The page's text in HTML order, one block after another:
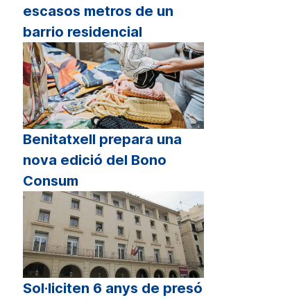
escasos metros de un
barrio residencial
Benitatxell prepara una
nova edició del Bono
Consum
Sol·liciten 6 anys de presó